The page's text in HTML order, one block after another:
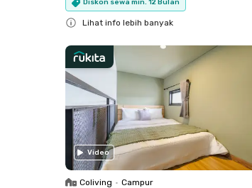
Diskon sewa min. 12 Bulan
Lihat info lebih banyak
Video
Coliving • Campur